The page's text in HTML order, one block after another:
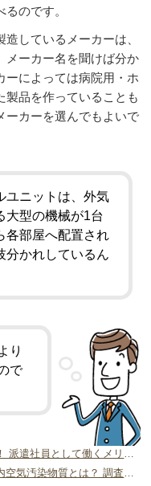
のです。
しているメーカーは、
メーカー名を聞けば分か
ーによっては病院用・ホ
製品を作っていることも
ーカーを選んでもよいで
ユニットは、外気
大型の機械が1台
各部屋へ配置され
分かれしているん
り
で